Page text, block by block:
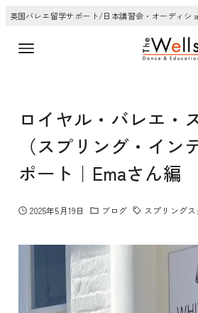
英国バレエ留学サポート/日本講習会・オーディシ
ロイヤル・バレエ・
（スプリング・イ
ポート｜Emaさん編
2025年5月19日 ブログ スプリング